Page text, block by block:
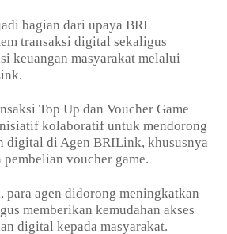
bagian dari upaya BRI
transaksi digital sekaligus
keuangan masyarakat melalui
Top Up dan Voucher Game
kolaboratif untuk mendorong
digital di Agen BRILink, khususnya
voucher game.
agen didorong meningkatkan
memberikan kemudahan akses
digital kepada masyarakat.